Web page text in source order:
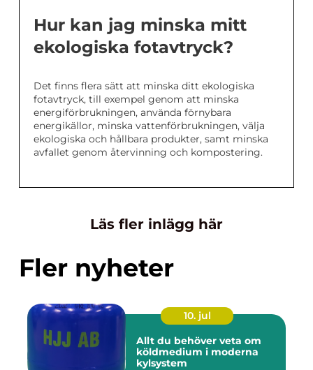
Hur kan jag minska mitt
ekologiska fotavtryck?
Det finns flera sätt att minska ditt ekologiska
fotavtryck, till exempel genom att minska
energiförbrukningen, använda förnybara
energikällor, minska vattenförbrukningen, välja
ekologiska och hållbara produkter, samt minska
avfallet genom återvinning och kompostering.
Läs fler inlägg här
Fler nyheter
10. jul
Allt du behöver veta om
köldmedium i moderna
kylsystem